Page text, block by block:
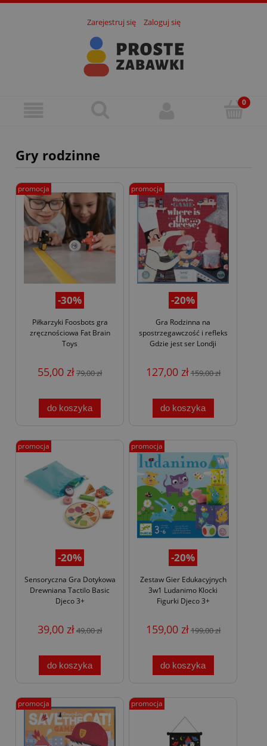
Zarejestruj się Zaloguj się
Gry rodzinne
-30%
Piłkarzyki Foosbots gra
zręcznościowa Fat Brain
Toys
55,00 zł79,00 zł
do koszyka
promocja
-20%
Gra Rodzinna na
spostrzegawczość i refleks
Gdzie jest ser Londji
127,00 zł159,00 zł
do koszyka
promocja
-20%
Sensoryczna Gra Dotykowa
Drewniana Tactilo Basic
Djeco 3+
39,00 zł49,00 zł
do koszyka
promocja
-20%
Zestaw Gier Edukacyjnych
3w1 Ludanimo Klocki
Figurki Djeco 3+
159,00 zł199,00 zł
do koszyka
promocja
promocja promocja